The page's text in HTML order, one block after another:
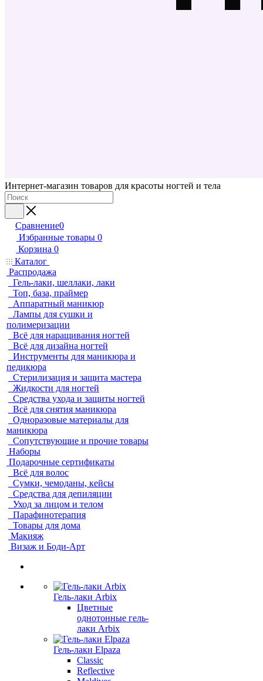
Интернет-магазин товаров для красоты ногтей и тела
Сравнение0
Избранные товары 0
Корзина 0
Каталог
Распродажа
Гель-лаки, шеллаки, лаки
Топ, база, праймер
Аппаратный маникюр
Лампы для сушки и
полимеризации
Всё для наращивания ногтей
Всё для дизайна ногтей
Инструменты для маникюра и
педикюра
Стерилизация и защита мастера
Жидкости для ногтей
Средства ухода и защиты ногтей
Всё для снятия маникюра
Одноразовые материалы для
маникюра
Сопутствующие и прочие товары
Наборы
Подарочные сертификаты
Всё для волос
Сумки, чемоданы, кейсы
Средства для депиляции
Уход за лицом и телом
Парафинотерапия
Товары для дома
Макияж
Визаж и Боди-Арт
Гель-лаки Arbix
Цветные
однотонные гель-
лаки Arbix
Гель-лаки Elpaza
Classic
Reflective